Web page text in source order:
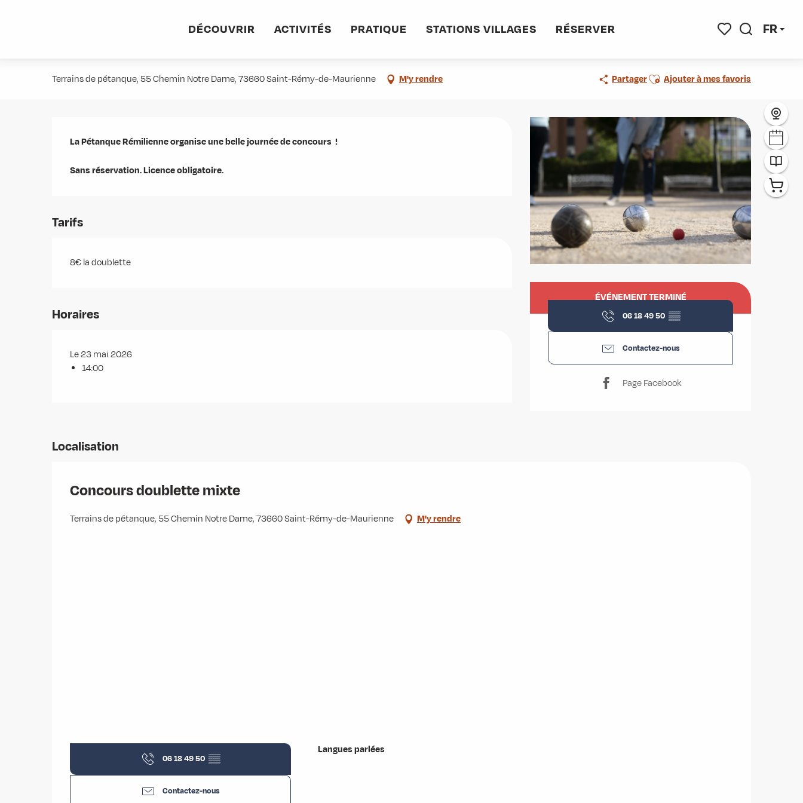
FR
DÉCOUVRIR ACTIVITÉS PRATIQUE STATIONS VILLAGES RÉSERVER
Terrains de pétanque, 55 Chemin Notre Dame, 73660 Saint-Rémy-de-Maurienne M'y rendre PartagerAjouter aux favoris
Ajouter à mes favoris
Ouverture et coordonnées
ÉVÉNEMENT TERMINÉ
06 18 49 50 ▒▒
Contactez-nous
Page Facebook
Description
La Pétanque Rémilienne organise une belle journée de concours  !
Sans réservation. Licence obligatoire.
Tarifs
8€ la doublette
Horaires
Le 23 mai 2026
14:00
Localisation
Concours doublette mixte
Terrains de pétanque, 55 Chemin Notre Dame, 73660 Saint-Rémy-de-Maurienne M'y rendre
06 18 49 50 ▒▒
Contactez-nous
Langues parlées
Langues parlées